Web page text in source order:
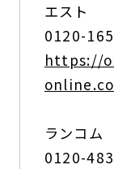
エスト
0120-
https://
ランコム
0120-